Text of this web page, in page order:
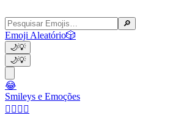
🔎
Emoji Aleatório🎲
🌙💡
🌙💡
😂
Smileys e Emoções
👩‍❤️‍💋‍👨